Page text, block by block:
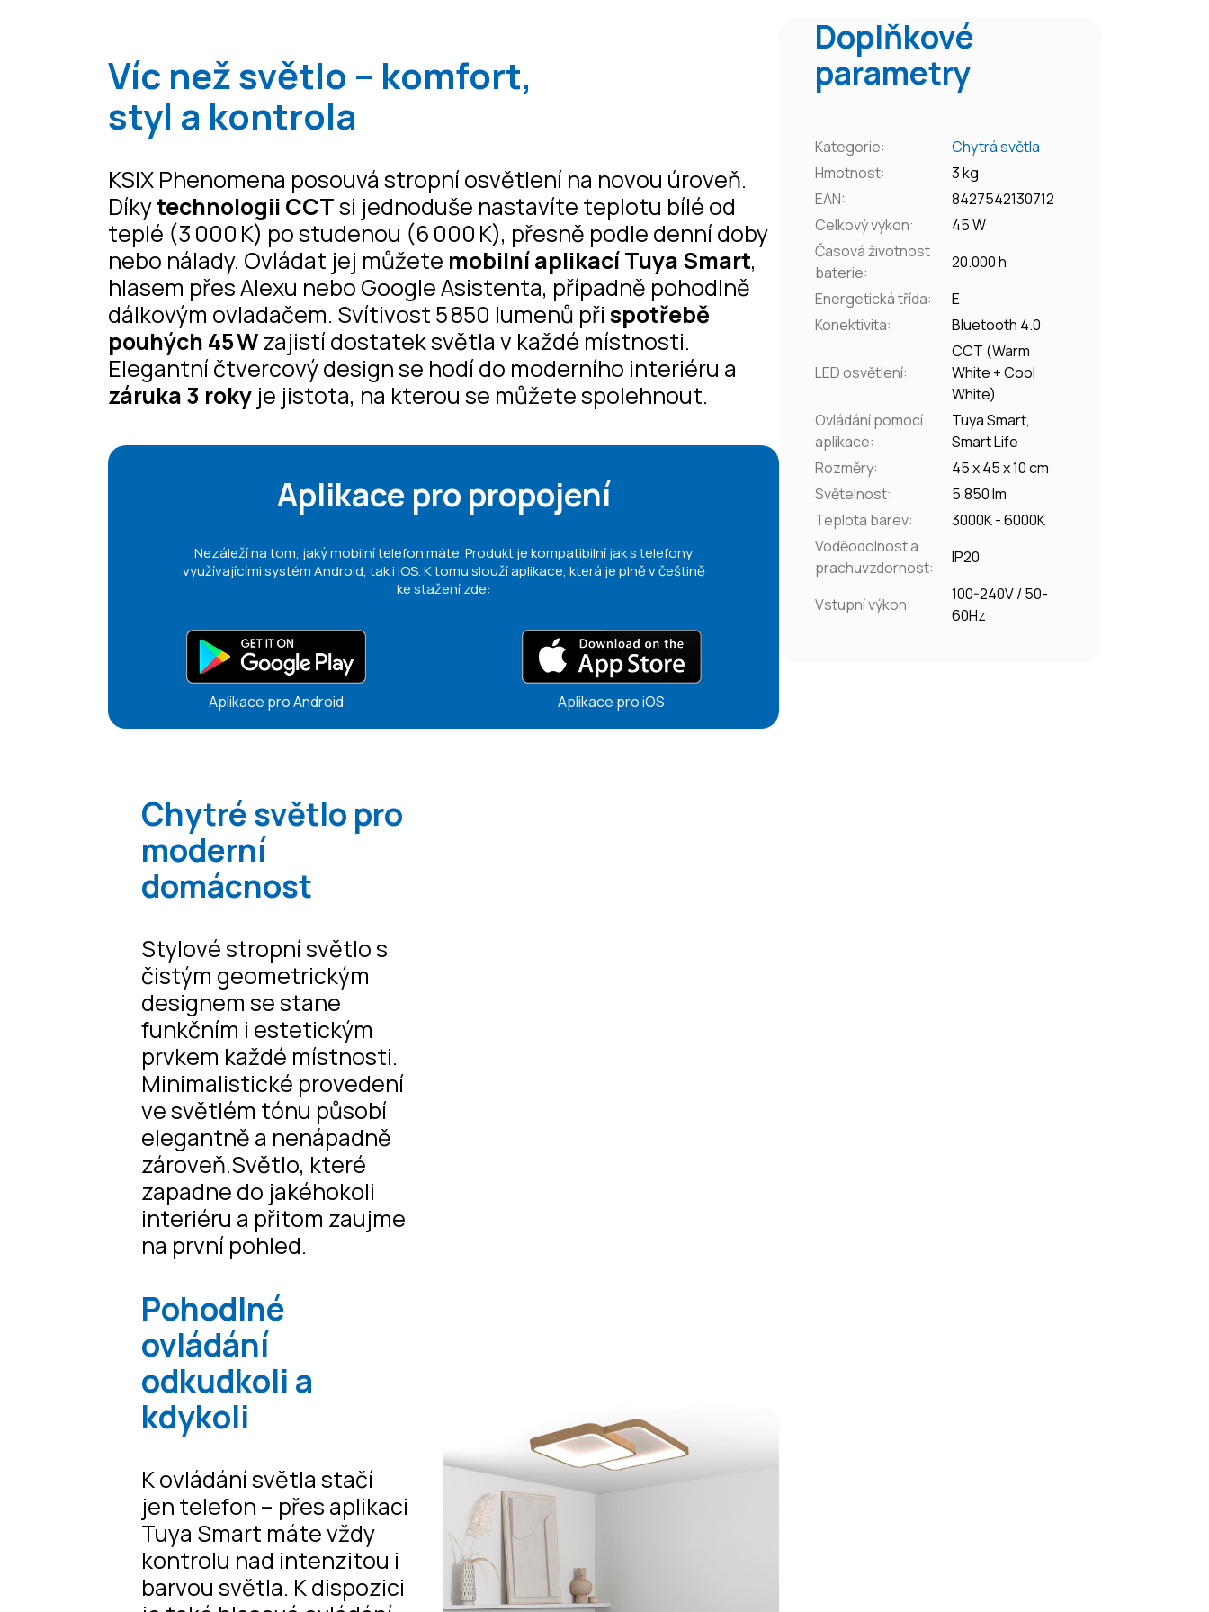
Víc než světlo – komfort,
styl a kontrola
KSIX Phenomena posouvá stropní osvětlení na novou úroveň.
Díkytechnologii CCTsi jednoduše nastavíte teplotu bílé od
teplé (3 000 K) po studenou (6 000 K), přesně podle denní doby
nebo nálady. Ovládat jej můžete mobilní aplikací Tuya Smart,
hlasem přes Alexu nebo Google Asistenta, případně pohodlně
dálkovým ovladačem. Svítivost 5 850 lumenů při spotřebě
pouhých 45 Wzajistí dostatek světla v každé místnosti.
Elegantní čtvercový design se hodí do moderního interiéru a
záruka 3 roky je jistota, na kterou se můžete spolehnout.
Aplikace pro propojení
Nezáleží na tom, jaký mobilní telefon máte. Produkt je kompatibilní jak s telefony
využívajícími systém Android, tak i iOS. K tomu slouží aplikace, která je plně v češtině
ke stažení zde:
Aplikace pro Android Aplikace pro iOS
Chytré světlo pro
moderní
domácnost
Stylové stropní světlo s
čistým geometrickým
designem se stane
funkčním i estetickým
prvkem každé místnosti.
Minimalistické provedení
ve světlém tónu působí
elegantně a nenápadně
zároveň.Světlo, které
zapadne do jakéhokoli
interiéru a přitom zaujme
na první pohled.
Pohodlné
ovládání
odkudkoli a
kdykoli
K ovládání světla stačí
jen telefon – přes aplikaci
Tuya Smart máte vždy
kontrolu nad intenzitou i
barvou světla. K dispozici
Doplňkové
parametry
Kategorie:
Chytrá světla
Hmotnost:
3 kg
EAN:
8427542130712
Celkový výkon:
45 W
Časová životnost
baterie:
20.000 h
Energetická třída:
E
Konektivita: Bluetooth 4.0
LED osvětlení:
CCT (Warm
White + Cool
White)
Ovládání pomocí
aplikace:
Tuya Smart,
Smart Life
Rozměry:
45 x 45 x 10 cm
Světelnost:
5.850 lm
Teplota barev:
3000K - 6000K
Voděodolnost a
prachuvzdornost:
IP20
Vstupní výkon:
100-240V / 50-
60Hz